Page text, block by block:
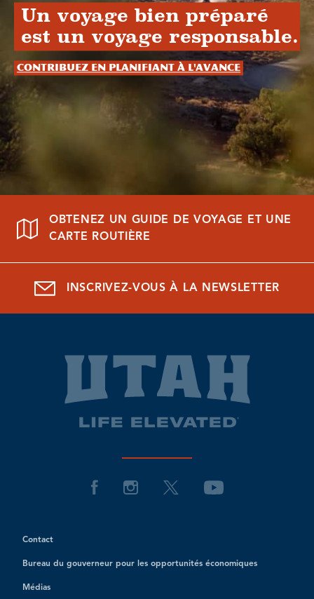
Un voyage bien préparé
est un voyage responsable.
Contribuez en planifiant à l'avance
OBTENEZ UN GUIDE DE VOYAGE ET UNE
CARTE ROUTIÈRE
INSCRIVEZ-VOUS À LA NEWSLETTER
Contact
Bureau du gouverneur pour les opportunités économiques
Médias